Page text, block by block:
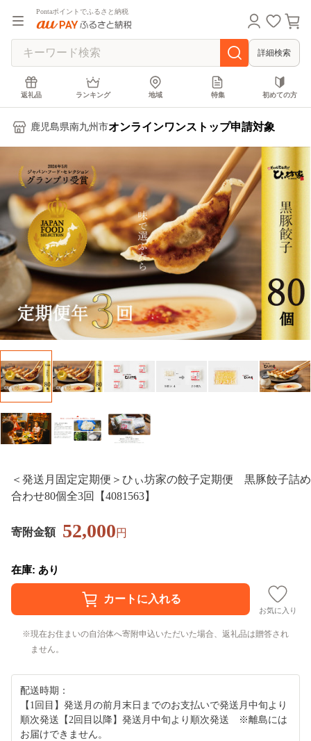
Pontaポイントでふるさと納税
詳細検索
返礼品 ランキング 地域 特集 初めての方
鹿児島県南九州市オンラインワンストップ申請対象
＜発送月固定定期便＞ひぃ坊家の餃子定期便 黒豚餃子詰め
合わせ80個全3回【4081563】
寄附金額 52,000円
在庫: あり
お気に入り
現在お住まいの自治体へ寄附申込いただいた場合、返礼品は贈答され
ません。
配送時期：
【1回目】発送月の前月末日までのお支払いで発送月中旬より
順次発送【2回目以降】発送月中旬より順次発送 ※離島には
お届けできません。